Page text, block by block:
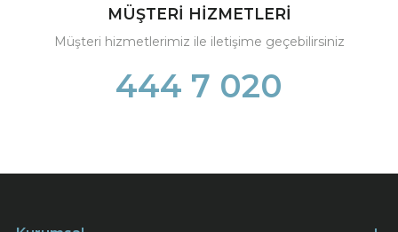
MÜŞTERİ HİZMETLERİ
Müşteri hizmetlerimiz ile iletişime geçebilirsiniz
444 7 020